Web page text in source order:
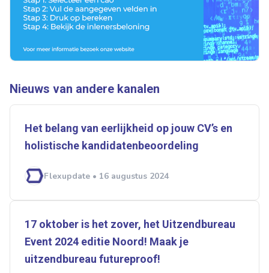
Nieuws van andere kanalen
Het belang van eerlijkheid op jouw CV’s en
holistische kandidatenbeoordeling
Flexupdate • 16 augustus 2024
17 oktober is het zover, het Uitzendbureau
Event 2024 editie Noord! Maak je
uitzendbureau futureproof!